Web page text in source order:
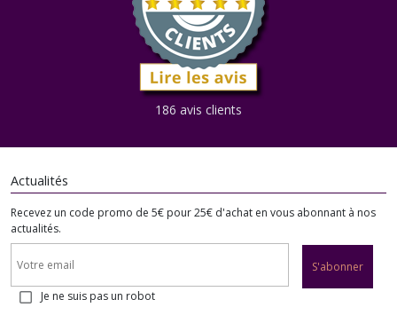
186 avis clients
Actualités
Recevez un code promo de 5€ pour 25€ d'achat en vous abonnant à nos
actualités.
S'abonner
Je ne suis pas un robot